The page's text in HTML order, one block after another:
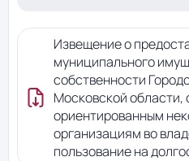
Извещение о
муниципального
собственности
Московской области,
ориентированным
организациям во
пользование на